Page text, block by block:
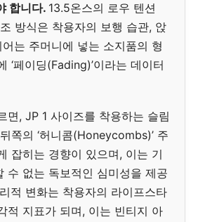
합니다. 13.5온스의 로우 텐션
방식은 착용자의 보행 습관, 앉
는 주머니에 넣는 소지품의 형
‘페이딩(Fading)’이라는 데이터
면, JP 1 사이즈를 착용하는 슬림
쪽의 ‘허니콤(Honeycombs)’ 주
잡히는 경향이 있으며, 이는 기
수 없는 독보적인 심미성을 제공
적 변화는 착용자의 라이프스타
적 지표가 되며, 이는 빈티지 아